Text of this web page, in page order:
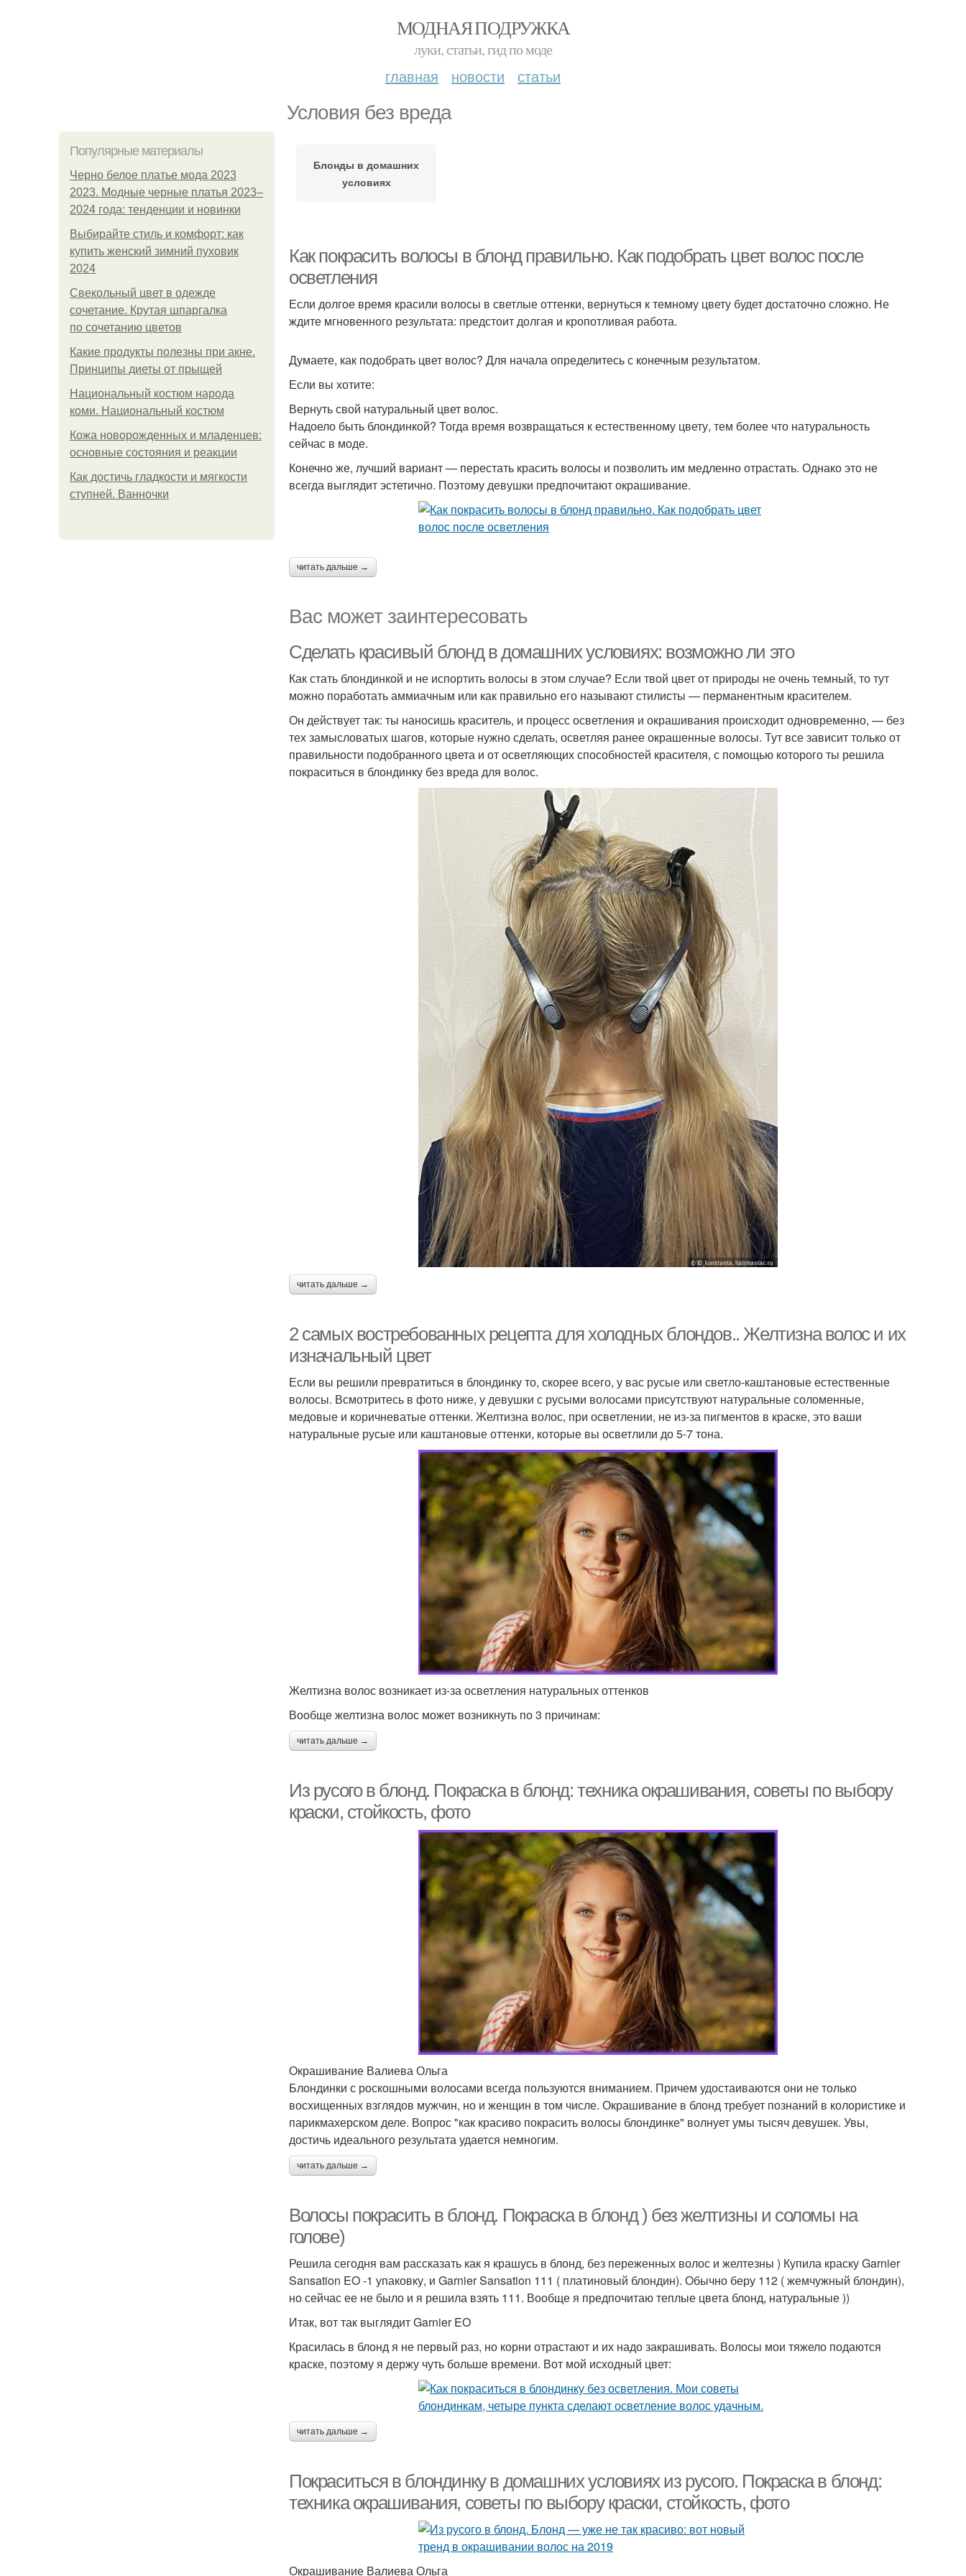
МОДНАЯ ПОДРУЖКА
луки, статьи, гид по моде
главная новости статьи
Условия без вреда
Популярные материалы
Черно белое платье мода 2023
2023. Модные черные платья 2023–
2024 года: тенденции и новинки
Выбирайте стиль и комфорт: как
купить женский зимний пуховик
2024
Свекольный цвет в одежде
сочетание. Крутая шпаргалка
по сочетанию цветов
Какие продукты полезны при акне.
Принципы диеты от прыщей
Национальный костюм народа
коми. Национальный костюм
Кожа новорожденных и младенцев:
основные состояния и реакции
Как достичь гладкости и мягкости
ступней. Ванночки
Блонды в домашних
условиях
Как покрасить волосы в блонд правильно. Как подобрать цвет волос после
осветления
Если долгое время красили волосы в светлые оттенки, вернуться к темному цвету будет достаточно сложно. Не
ждите мгновенного результата: предстоит долгая и кропотливая работа.
Думаете, как подобрать цвет волос? Для начала определитесь с конечным результатом.
Если вы хотите:
Вернуть свой натуральный цвет волос.
Надоело быть блондинкой? Тогда время возвращаться к естественному цвету, тем более что натуральность
сейчас в моде.
Конечно же, лучший вариант — перестать красить волосы и позволить им медленно отрастать. Однако это не
всегда выглядит эстетично. Поэтому девушки предпочитают окрашивание.
читать дальше →
Вас может заинтересовать
Сделать красивый блонд в домашних условиях: возможно ли это
Как стать блондинкой и не испортить волосы в этом случае? Если твой цвет от природы не очень темный, то тут
можно поработать аммиачным или как правильно его называют стилисты — перманентным красителем.
Он действует так: ты наносишь краситель, и процесс осветления и окрашивания происходит одновременно, — без
тех замысловатых шагов, которые нужно сделать, осветляя ранее окрашенные волосы. Тут все зависит только от
правильности подобранного цвета и от осветляющих способностей красителя, с помощью которого ты решила
покраситься в блондинку без вреда для волос.
читать дальше →
2 самых востребованных рецепта для холодных блондов.. Желтизна волос и их
изначальный цвет
Если вы решили превратиться в блондинку то, скорее всего, у вас русые или светло-каштановые естественные
волосы. Всмотритесь в фото ниже, у девушки с русыми волосами присутствуют натуральные соломенные,
медовые и коричневатые оттенки. Желтизна волос, при осветлении, не из-за пигментов в краске, это ваши
натуральные русые или каштановые оттенки, которые вы осветлили до 5-7 тона.
Желтизна волос возникает из-за осветления натуральных оттенков
Вообще желтизна волос может возникнуть по 3 причинам:
читать дальше →
Из русого в блонд. Покраска в блонд: техника окрашивания, советы по выбору
краски, стойкость, фото
Окрашивание Валиева Ольга
Блондинки с роскошными волосами всегда пользуются вниманием. Причем удостаиваются они не только
восхищенных взглядов мужчин, но и женщин в том числе. Окрашивание в блонд требует познаний в колористике и
парикмахерском деле. Вопрос "как красиво покрасить волосы блондинке" волнует умы тысяч девушек. Увы,
достичь идеального результата удается немногим.
читать дальше →
Волосы покрасить в блонд. Покраска в блонд ) без желтизны и соломы на
голове)
Решила сегодня вам рассказать как я крашусь в блонд, без переженных волос и желтезны ) Купила краску Garnier
Sansation EO -1 упаковку, и Garnier Sansation 111 ( платиновый блондин). Обычно беру 112 ( жемчужный блондин),
но сейчас ее не было и я решила взять 111. Вообще я предпочитаю теплые цвета блонд, натуральные ))
Итак, вот так выглядит Garnier EO
Красилась в блонд я не первый раз, но корни отрастают и их надо закрашивать. Волосы мои тяжело подаются
краске, поэтому я держу чуть больше времени. Вот мой исходный цвет:
читать дальше →
Покраситься в блондинку в домашних условиях из русого. Покраска в блонд:
техника окрашивания, советы по выбору краски, стойкость, фото
Окрашивание Валиева Ольга